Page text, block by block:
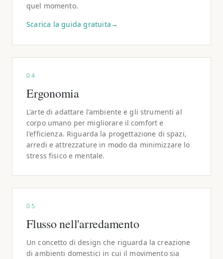
quel momento.
Scarica la guida gratuita→
04
Ergonomia
L'arte di adattare l'ambiente e gli strumenti al
corpo umano per migliorare il comfort e
l'efficienza. Riguarda la progettazione di spazi,
arredi e attrezzature in modo da minimizzare lo
stress fisico e mentale.
05
Flusso nell'arredamento
Un concetto di design che riguarda la creazione
di ambienti domestici in cui il movimento sia